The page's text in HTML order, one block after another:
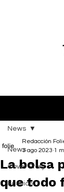
News
Cover Story
Fashion
News
La bolsa
que todo
Redacción
3 ago 2023 1